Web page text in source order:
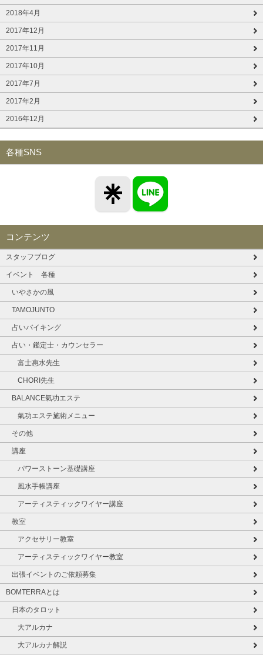
2018年4月
2017年12月
2017年11月
2017年10月
2017年7月
2017年2月
2016年12月
各種SNS
コンテンツ
スタッフブログ
イベント 各種
いやさかの風
TAMOJUNTO
占いバイキング
占い・鑑定士・カウンセラー
富士惠水先生
CHORI先生
BALANCE氣功エステ
氣功エステ施術メニュー
その他
講座
パワーストーン基礎講座
風水手帳講座
アーティスティックワイヤー講座
教室
アクセサリー教室
アーティスティックワイヤー教室
出張イベントのご依頼募集
BOMTERRAとは
日本のタロット
大アルカナ
大アルカナ解説